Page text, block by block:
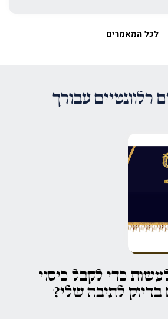
לכל המאמרים
רלוונטיים עבורך
כדי לקבל כיסוי
לתיבה שלי?